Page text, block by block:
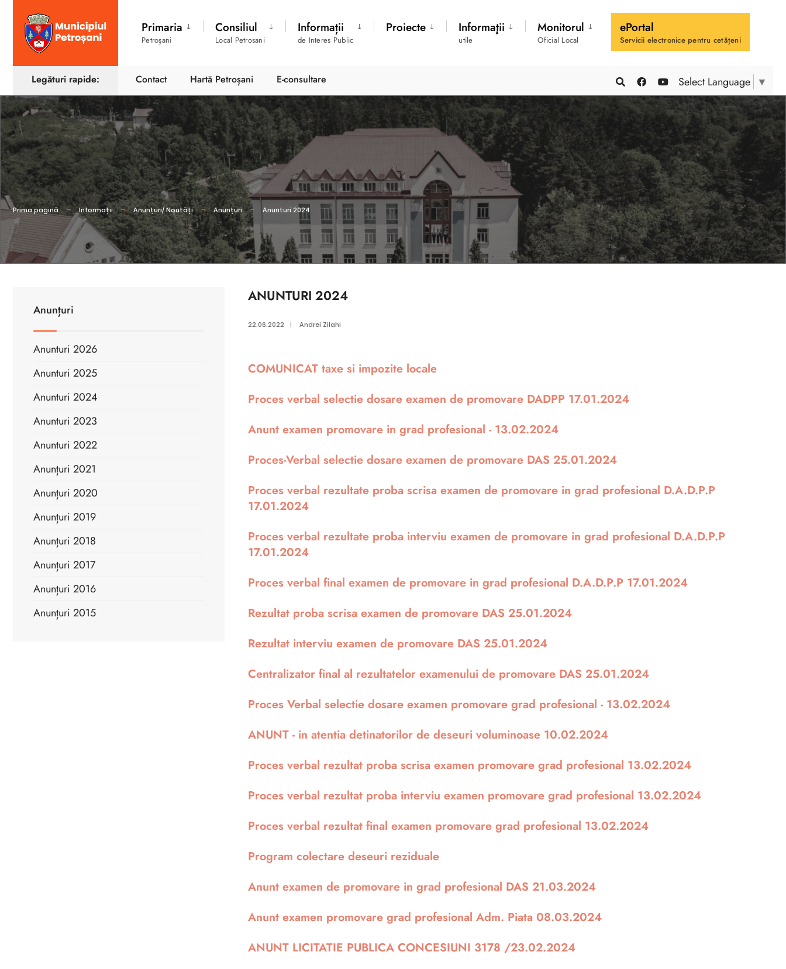
Primaria
Petroșani
Consiliul
Local Petrosani
Informații
de Interes Public
Proiecte Informaţii
utile
Monitorul
Oficial Local
ePortal
Servicii electronice pentru cetățeni
Select Language ▼
Legături rapide: Contact Hartă Petroșani E-consultare
Prima pagină Informații Anunțuri/ Noutăți Anunțuri Anunturi 2024
ANUNTURI 2024
22.06.2022 | Andrei Zilahi
COMUNICAT taxe si impozite locale
Proces verbal selectie dosare examen de promovare DADPP 17.01.2024
Anunt examen promovare in grad profesional - 13.02.2024
Proces-Verbal selectie dosare examen de promovare DAS 25.01.2024
Proces verbal rezultate proba scrisa examen de promovare in grad profesional D.A.D.P.P
17.01.2024
Proces verbal rezultate proba interviu examen de promovare in grad profesional D.A.D.P.P
17.01.2024
Proces verbal final examen de promovare in grad profesional D.A.D.P.P 17.01.2024
Rezultat proba scrisa examen de promovare DAS 25.01.2024
Rezultat interviu examen de promovare DAS 25.01.2024
Centralizator final al rezultatelor examenului de promovare DAS 25.01.2024
Proces Verbal selectie dosare examen promovare grad profesional - 13.02.2024
ANUNT - in atentia detinatorilor de deseuri voluminoase 10.02.2024
Proces verbal rezultat proba scrisa examen promovare grad profesional 13.02.2024
Proces verbal rezultat proba interviu examen promovare grad profesional 13.02.2024
Proces verbal rezultat final examen promovare grad profesional 13.02.2024
Program colectare deseuri reziduale
Anunt examen de promovare in grad profesional DAS 21.03.2024
Anunt examen promovare grad profesional Adm. Piata 08.03.2024
ANUNT LICITATIE PUBLICA CONCESIUNI 3178 /23.02.2024
Anunțuri
Anunturi 2026
Anunturi 2025
Anunturi 2024
Anunturi 2023
Anunturi 2022
Anunțuri 2021
Anunțuri 2020
Anunțuri 2019
Anunțuri 2018
Anunțuri 2017
Anunțuri 2016
Anunțuri 2015